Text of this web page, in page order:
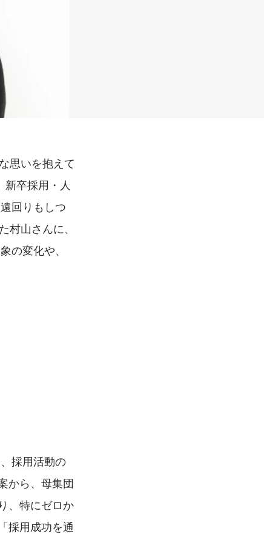
思いを抱えて
卒採用・人
回りもしつ
山さんに、
の変化や、
採用活動の
から、母集団
、特にゼロか
採用成功を通